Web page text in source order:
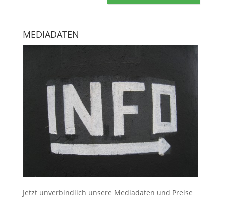
MEDIADATEN
Jetzt unverbindlich unsere Mediadaten und Preise